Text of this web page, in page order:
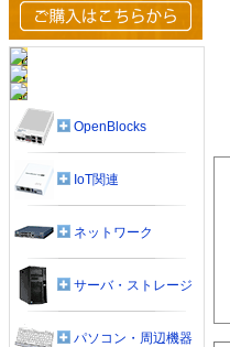
OpenBlocks
IoT関連
ネットワーク
サーバ・ストレージ
パソコン・周辺機器